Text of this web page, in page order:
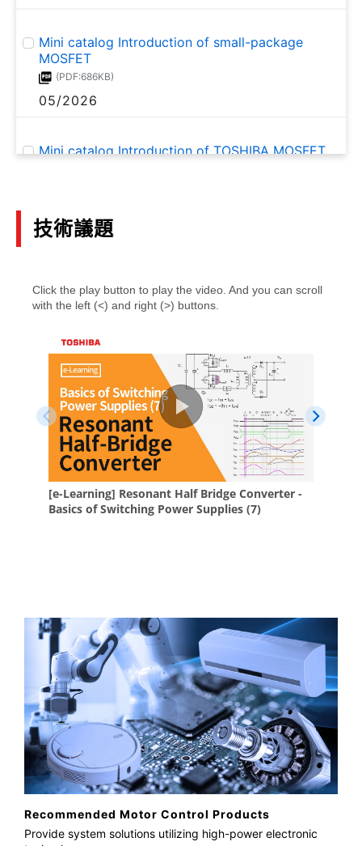
Mini catalog Introduction of small-package
MOSFET
(PDF:686KB)
05/2026
Mini catalog Introduction of TOSHIBA MOSFET
(PDF:564KB)
05/2026
Features and precautions for DTMOS VI (HSD)
(PDF:1.8MB)
09/2025
SiC MOSFET module iXPLV Handling instruction
application note
(PDF:518KB)
12/2024
SiC MOSFET module application note Electrical
characteristics
(PDF:1.1MB)
06/2024
SiC MOSFET Module Application Note 2-153A1A
Handling Instruction
06/2024
技術議題
Recommended Motor Control Products
Provide system solutions utilizing high-power electronic